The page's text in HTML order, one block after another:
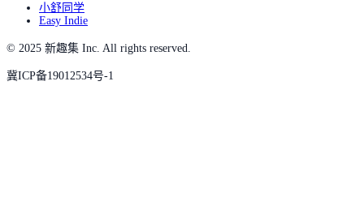
小舒同学
Easy Indie
© 2025 新趣集 Inc. All rights reserved.
冀ICP备19012534号-1